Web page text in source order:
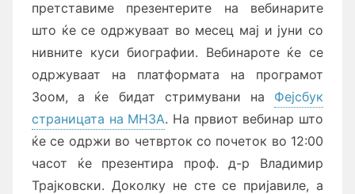
претставиме презентерите на вебинарите
што ќе се одржуваат во месец мај и јуни со
нивните куси биографии. Вебинароте ќе се
одржуваат на платформата на програмот
Зоом, а ќе бидат стримувани на Фејсбук
страницата на МНЗА. На првиот вебинар што
ќе се одржи во четврток со почеток во 12:00
часот ќе презентира проф. д-р Владимир
Трајковски. Доколку не сте се пријавиле, а